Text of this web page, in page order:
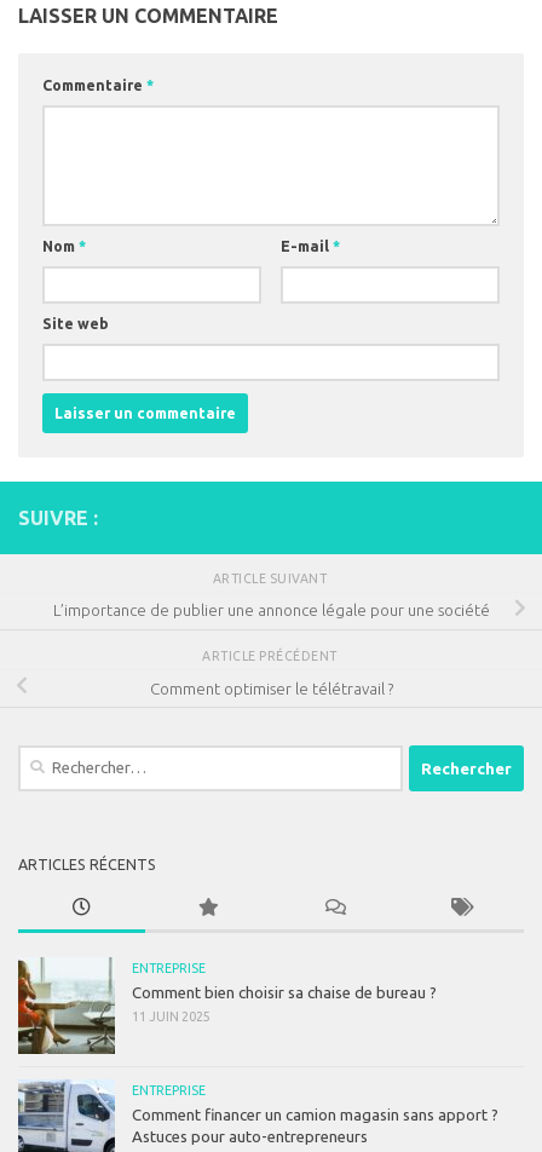
LAISSER UN COMMENTAIRE
Commentaire *
Nom * E-mail *
Site web
SUIVRE :
ARTICLE SUIVANT
L’importance de publier une annonce légale pour une société
ARTICLE PRÉCÉDENT
Comment optimiser le télétravail ?
Rechercher :
ARTICLES RÉCENTS
ENTREPRISE
Comment bien choisir sa chaise de bureau ?
11 JUIN 2025
ENTREPRISE
Comment financer un camion magasin sans apport ?
Astuces pour auto-entrepreneurs